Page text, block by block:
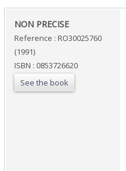
‎NON PRECISE‎
Reference : RO30025760
(1991)
ISBN : 0853726620
See the book